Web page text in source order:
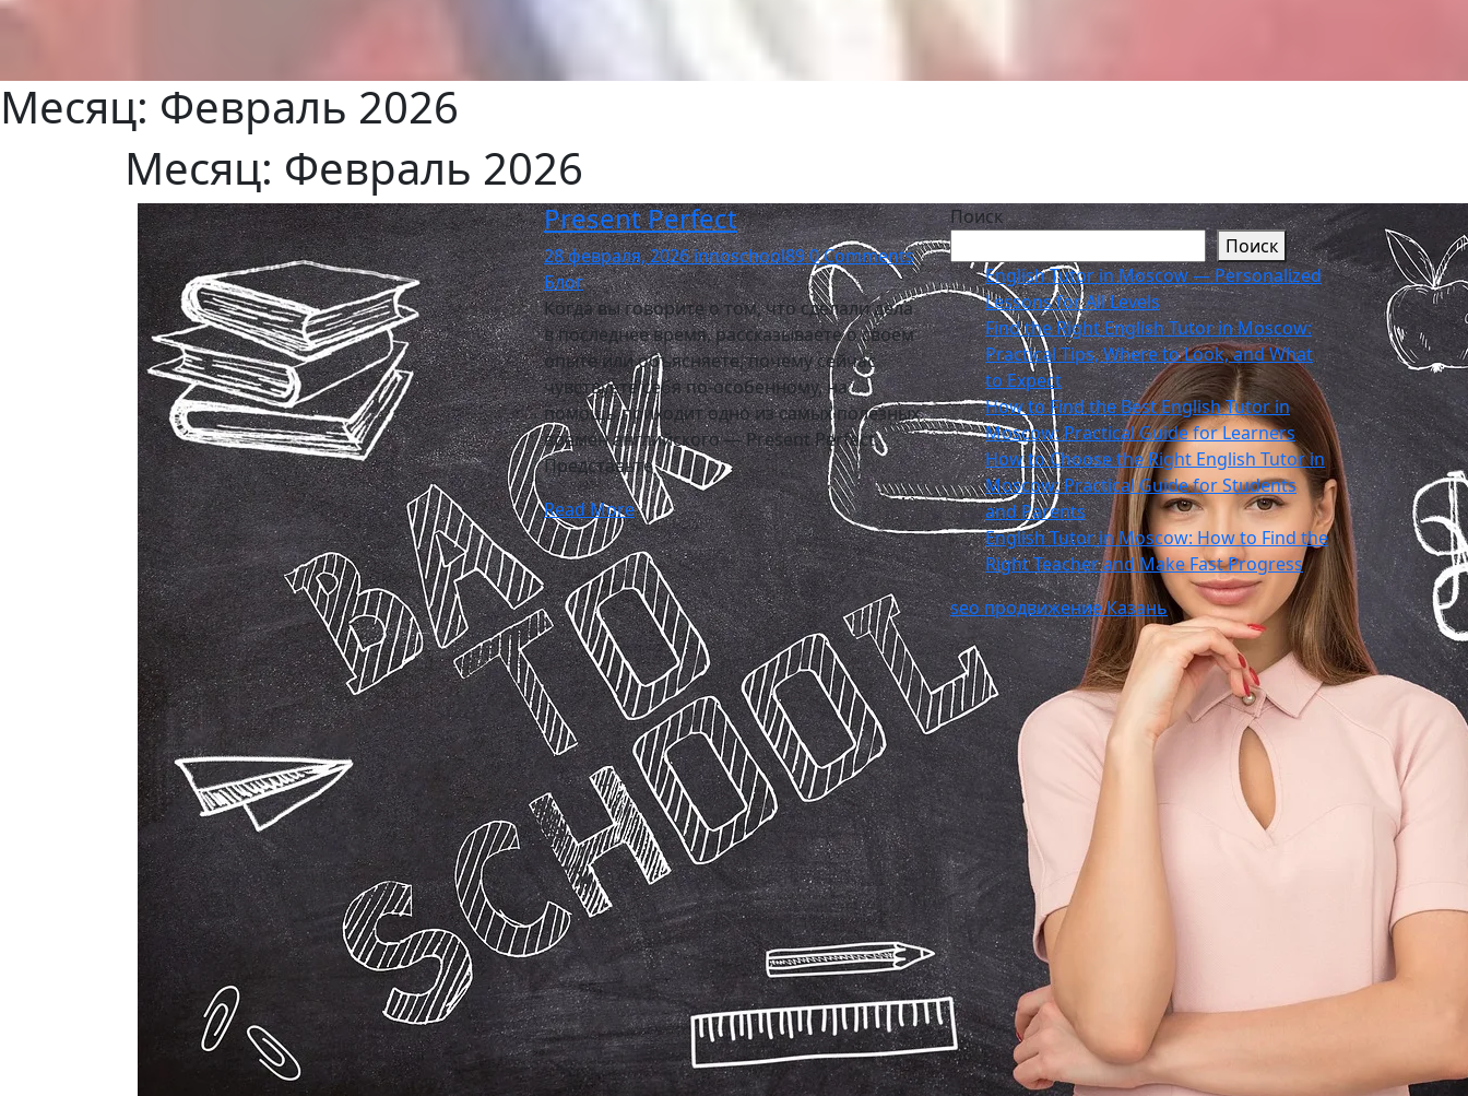
Месяц: Февраль 2026
Месяц: Февраль 2026
Present Perfect
28 февраля, 2026innoschool890 Comments
Блог
Когда вы говорите о том, что сделали дела
в последнее время, рассказываете о своем
опыте или объясняете, почему сейчас
чувствуете себя по‑особенному, на
помощь приходит одно из самых полезных
времен английского — Present Perfect.
Представьте
Read More
Поиск
Поиск
English Tutor in Moscow — Personalized
Lessons for All Levels
Find the Right English Tutor in Moscow:
Practical Tips, Where to Look, and What
to Expect
How to Find the Best English Tutor in
Moscow: Practical Guide for Learners
How to Choose the Right English Tutor in
Moscow: Practical Guide for Students
and Parents
English Tutor in Moscow: How to Find the
Right Teacher and Make Fast Progress
seo продвижение Казань